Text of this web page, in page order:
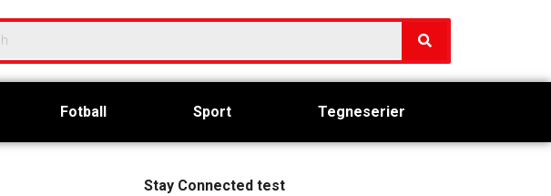
Fotball Sport Tegneserier
Stay Connected test